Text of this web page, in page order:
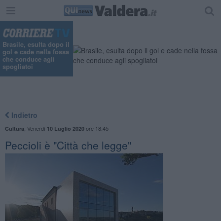
Brasile, esulta dopo il
gol e cade nella fossa
che conduce agli
spogliatoi
Indietro
Cultura Venerdì 10 Luglio 2020ore 18:45
Peccioli è "Città che legge"